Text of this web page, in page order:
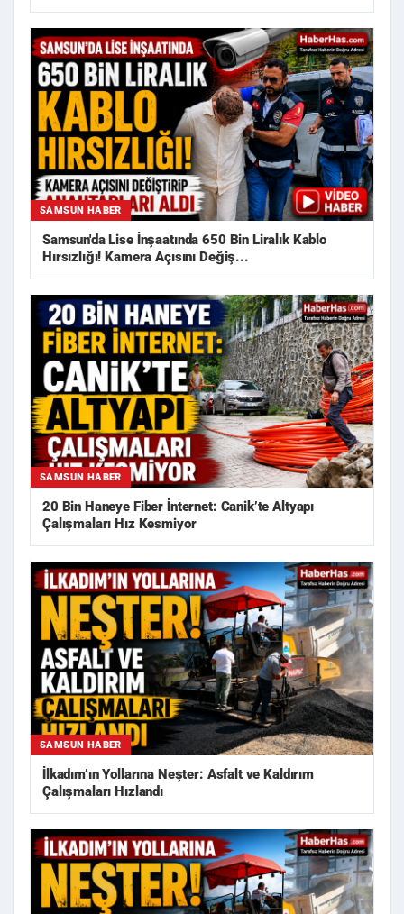
SAMSUN HABER
Samsun'da Lise İnşaatında 650 Bin Liralık Kablo
Hırsızlığı! Kamera Açısını Değiş...
SAMSUN HABER
20 Bin Haneye Fiber İnternet: Canik’te Altyapı
Çalışmaları Hız Kesmiyor
SAMSUN HABER
İlkadım’ın Yollarına Neşter: Asfalt ve Kaldırım
Çalışmaları Hızlandı